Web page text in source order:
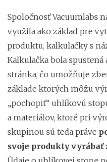
Spoločnosť Vacuumlabs
využila ako základ pre
produktu, kalkulačky s
Kalkulačka bola
stránka, čo umožňuje
základe ktorých môžu
„pochopiť“ uhlíkovú
a materiálov, ktoré pri
skupinou sú teda práve
svoje produkty vyrábať